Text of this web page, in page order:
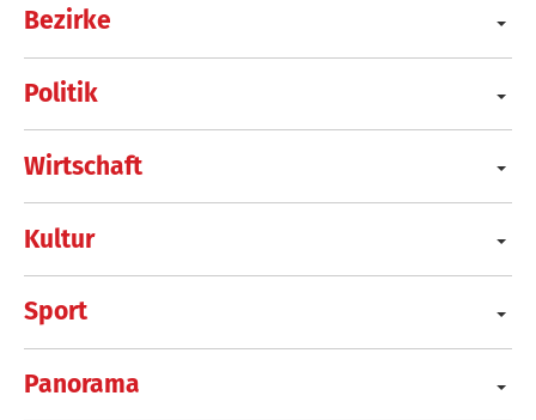
Bezirke
Politik
Wirtschaft
Kultur
Sport
Panorama